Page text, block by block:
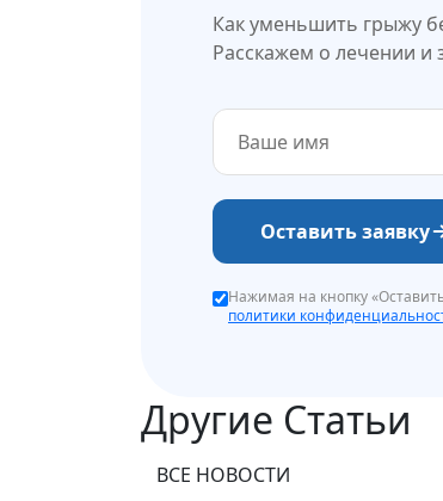
Как уменьшить грыжу
Расскажем о лечении и
Оставить заявку
Нажимая на кнопку
политики
Другие Статьи
ВСЕ НОВОСТИ